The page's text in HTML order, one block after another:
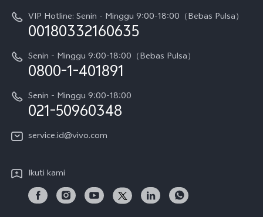
V70 FE
Y05
X300 Pro
Gerai Terdekat
Pembaruan Sistem
Harga Spare Part
Otentikasi IMEI
Kebijakan Garansi vivo
Layanan Perbaikan Antar Jemput
Unduh LUT untuk Memulihkan Log
Berita
Pemberitahuan Hukum
Tentang Kami
Pusat Privasi vivo
VIP Hotline: Senin - Minggu 9:00-18:00（Bebas Pulsa）
00180332160635
Senin - Minggu 9:00-18:00（Bebas Pulsa）
0800-1-401891
Senin - Minggu 9:00-18:00
021-50960348
service.id@vivo.com
Ikuti kami